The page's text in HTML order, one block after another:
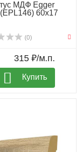
МДФ Egger
60х17
(0)
315 ₽/м.п.
Купить